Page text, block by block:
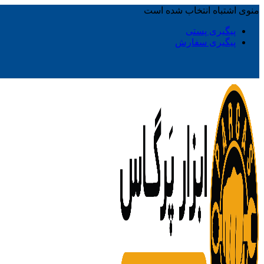
منوی اشتباه انتخاب شده است
پیگیری پستی
پیگیری سفارش